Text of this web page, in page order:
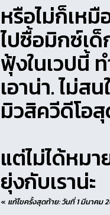
หรือไม่ก็เห
ไปซื้อมิกซ์เ
ฟุ้งในเวปนี้
เอาน่า. ไม่ส
มิวสิควีดีโอ
แต่ไม่ได้หมา
ยุ่งกับเราน่ะ
« แก้ไขครั้งสุดท้าย: วันที่ 1 มีนาคม